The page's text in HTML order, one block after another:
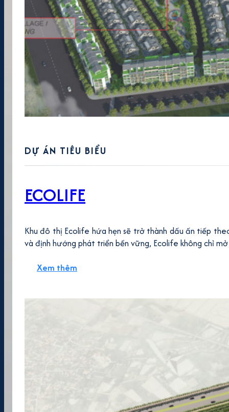
DỰ ÁN TIÊU BIỂU
ECOLIFE
Khu đô thị Ecolife hứa hẹn sẽ trở thành dấu ấn tiếp
và định hướng phát triển bền vững, Ecolife không chỉ
Xem thêm